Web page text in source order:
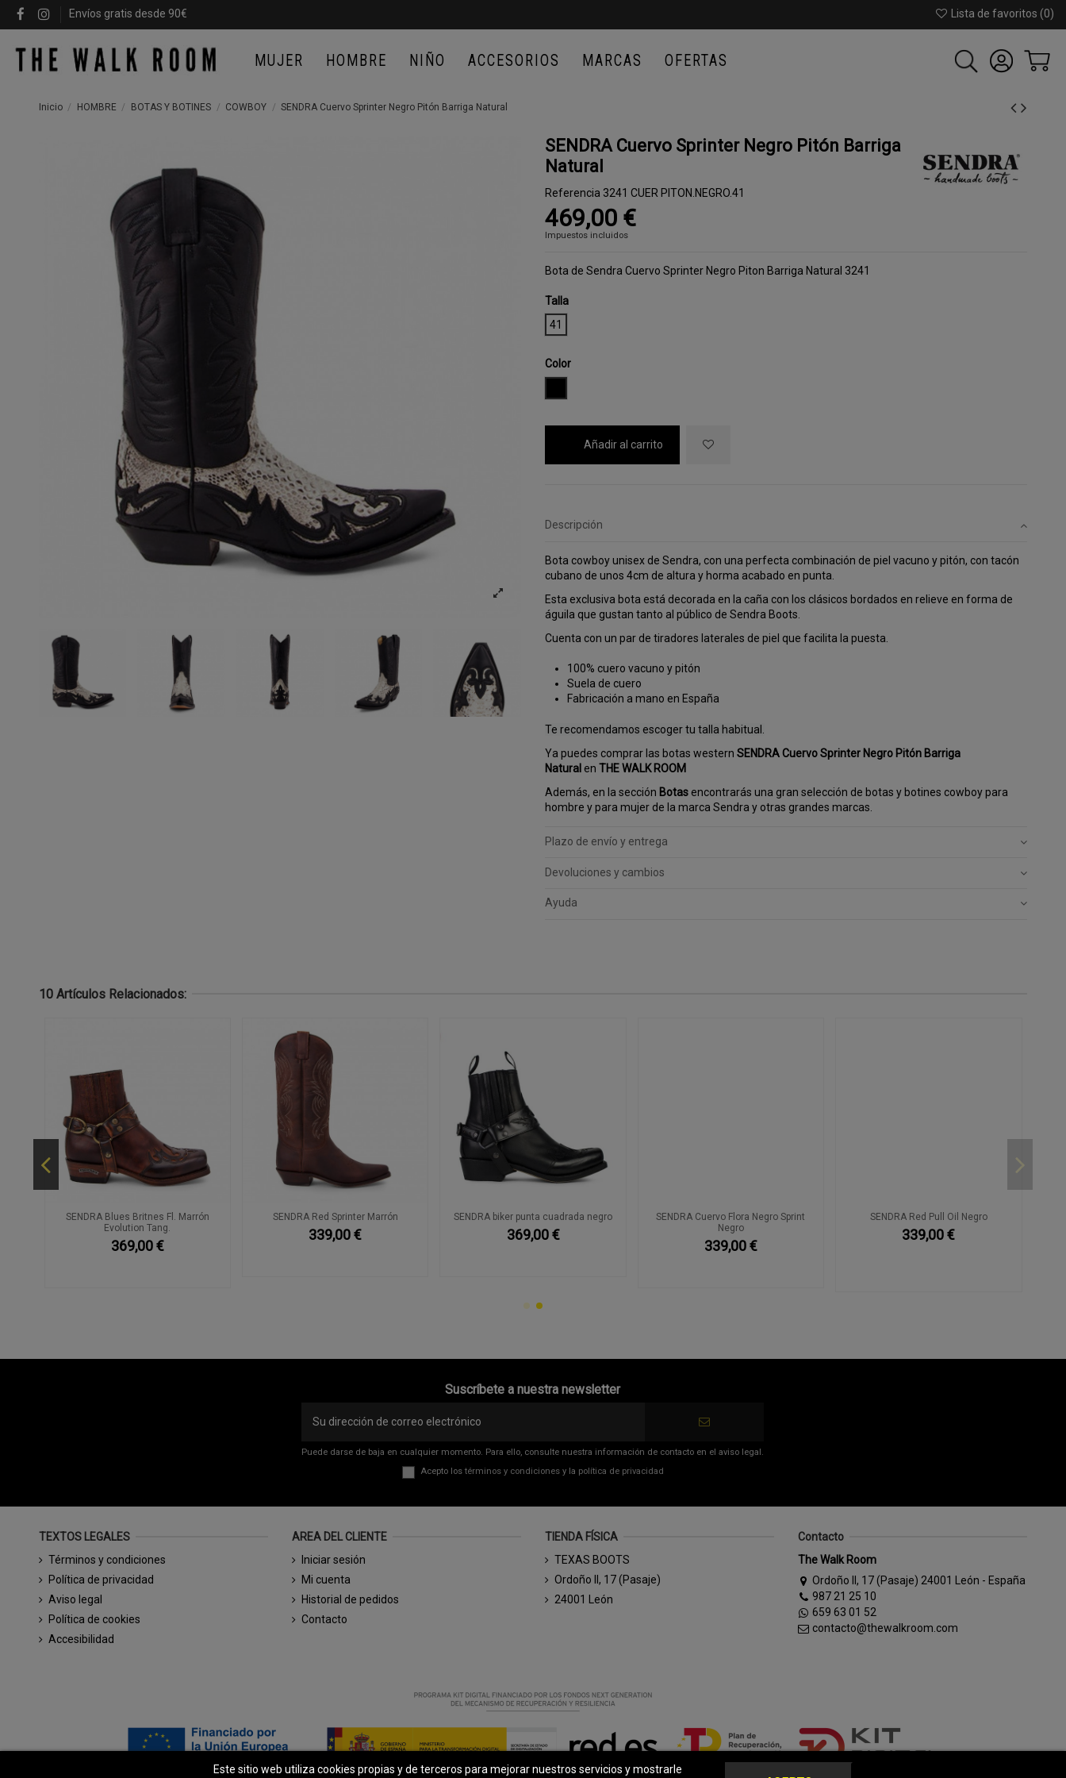
Envíos gratis desde 90€ Lista de favoritos (0)
MUJER HOMBRE NIÑO ACCESORIOS MARCAS OFERTAS
Inicio HOMBRE BOTAS Y BOTINES COWBOY SENDRA Cuervo Sprinter Negro Pitón Barriga Natural
SENDRA Cuervo Sprinter Negro Pitón Barriga
Natural
Referencia 3241 CUER PITON.NEGRO.41
469,00 €
Impuestos incluidos
Bota de Sendra Cuervo Sprinter Negro Piton Barriga Natural 3241
Talla
41
Color
Añadir al carrito
Descripción
Bota cowboy unisex de Sendra, con una perfecta combinación de piel vacuno y pitón, con tacón
cubano de unos 4cm de altura y horma acabado en punta.
Esta exclusiva bota está decorada en la caña con los clásicos bordados en relieve en forma de
águila que gustan tanto al público de Sendra Boots.
Cuenta con un par de tiradores laterales de piel que facilita la puesta.
100% cuero vacuno y pitón
Suela de cuero
Fabricación a mano en España
Te recomendamos escoger tu talla habitual.
Ya puedes comprar las botas western SENDRA Cuervo Sprinter Negro Pitón Barriga
Natural en THE WALK ROOM
Además, en la sección Botasencontrarás una gran selección de botas y botines cowboy para
hombre y para mujer de la marca Sendra y otras grandes marcas.
Plazo de envío y entrega
Devoluciones y cambios
Ayuda
10 Artículos Relacionados:
SENDRA Blues Britnes Fl. Marrón
Evolution Tang.
369,00 €
SENDRA Red Sprinter Marrón
339,00 €
SENDRA biker punta cuadrada negro
369,00 €
SENDRA Cuervo Flora Negro Sprint
Negro
339,00 €
SENDRA Red Pull Oil Negro
339,00 €
Suscríbete a nuestra newsletter
Puede darse de baja en cualquier momento. Para ello, consulte nuestra información de contacto en el aviso legal.
Acepto los términos y condicionesy la política de privacidad
TEXTOS LEGALES
Términos y condiciones
Política de privacidad
Aviso legal
Política de cookies
Accesibilidad
AREA DEL CLIENTE
Iniciar sesión
Mi cuenta
Historial de pedidos
Contacto
TIENDA FÍSICA
TEXAS BOOTS
Ordoño II, 17 (Pasaje)
24001 León
Contacto
The Walk Room
Ordoño II, 17 (Pasaje) 24001 León - España
987 21 25 10
659 63 01 52
contacto@thewalkroom.com
Este sitio web utiliza cookies propias y de terceros para mejorar nuestros servicios y mostrarle